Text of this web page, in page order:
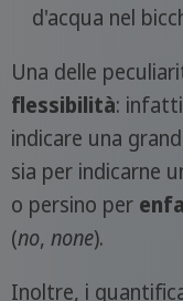
d'acqua nel
Una delle
flessibilità:
indicare una
sia per indicarne
o persino per
(no, none).
Inoltre, i